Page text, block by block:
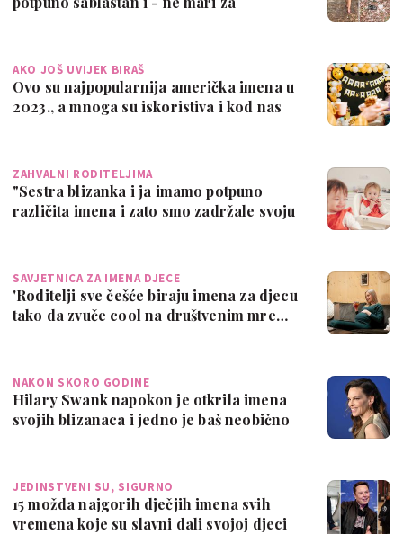
AKO JOŠ UVIJEK BIRAŠ
Ovo su najpopularnija američka imena u
2023., a mnoga su iskoristiva i kod nas
ZAHVALNI RODITELJIMA
"Sestra blizanka i ja imamo potpuno
različita imena i zato smo zadržale svoju
SAVJETNICA ZA IMENA DJECE
'Roditelji sve češće biraju imena za djecu
tako da zvuče cool na društvenim mre…
NAKON SKORO GODINE
Hilary Swank napokon je otkrila imena
svojih blizanaca i jedno je baš neobično
JEDINSTVENI SU, SIGURNO
15 možda najgorih dječjih imena svih
vremena koje su slavni dali svojoj djeci